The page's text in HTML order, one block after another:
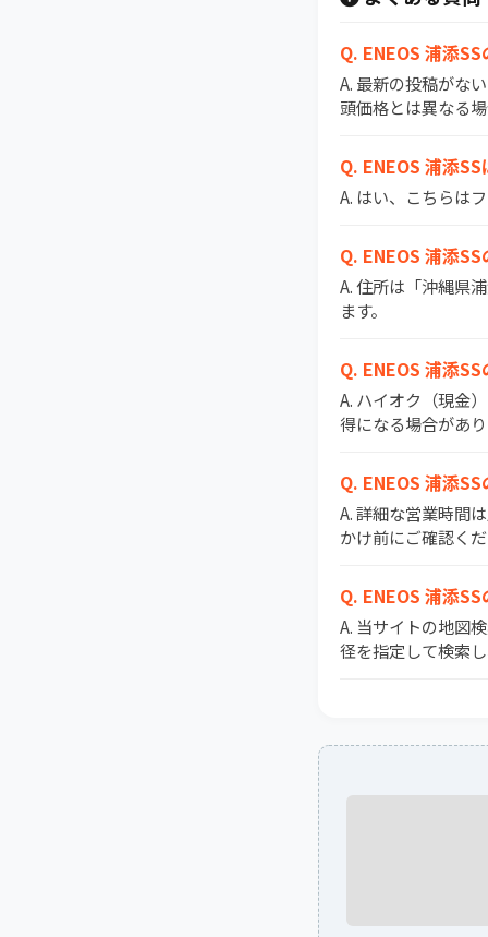
Q. ENEOS 浦添
A. 最新の投稿がな
頭価格とは異なる場
Q. ENEOS 浦添
A. はい、こちらは
Q. ENEOS 浦添
A. 住所は「沖縄県
ます。
Q. ENEOS 浦添
A. ハイオク（現金
得になる場合があ
Q. ENEOS 浦添
A. 詳細な営業時間
かけ前にご確認くだ
Q. ENEOS 浦添
A. 当サイトの地図
径を指定して検索